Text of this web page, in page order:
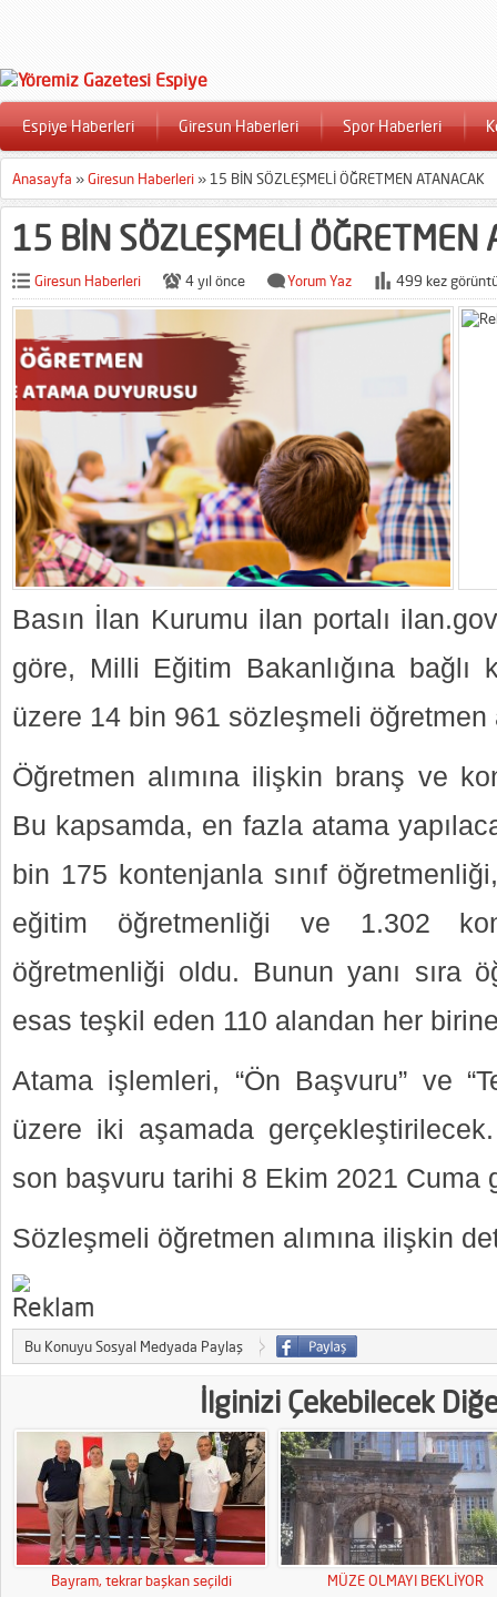
Espiye Haberleri Giresun Haberleri Spor Haberleri
Anasayfa »Giresun Haberleri » 15 BİN SÖZLEŞMELİ ÖĞRETMEN ATANACAK
15 BİN SÖZLEŞMELİ ÖĞRETMEN
Giresun Haberleri 4 yıl önce Yorum Yaz 499 kez
Basın İlan Kurumu ilan portalı
göre, Milli Eğitim Bakanlığına bağlı
üzere 14 bin 961 sözleşmeli öğretmen
Öğretmen alımına ilişkin branş ve
Bu kapsamda, en fazla atama
bin 175 kontenjanla sınıf
eğitim öğretmenliği ve 1.302
öğretmenliği oldu. Bunun yanı sıra
esas teşkil eden 110 alandan her
Atama işlemleri, “Ön Başvuru” ve
üzere iki aşamada
son başvuru tarihi 8 Ekim 2021 Cuma
Sözleşmeli öğretmen alımına ilişkin
Bu Konuyu Sosyal Medyada Paylaş
İlginizi Çekebilecek
Bayram, tekrar başkan seçildi MÜZE OLMAYI BEKLİYOR